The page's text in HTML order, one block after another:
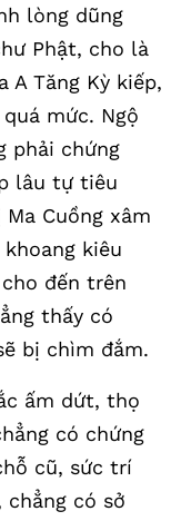
lòng dũng
Phật, cho là
Tăng Kỳ kiếp,
mức. Ngộ
phải chứng
lâu tự tiêu
Cuồng xâm
kiêu
đến trên
thấy có
bị chìm đắm.
ấm dứt, thọ
có chứng
cũ, sức trí
chẳng có sở